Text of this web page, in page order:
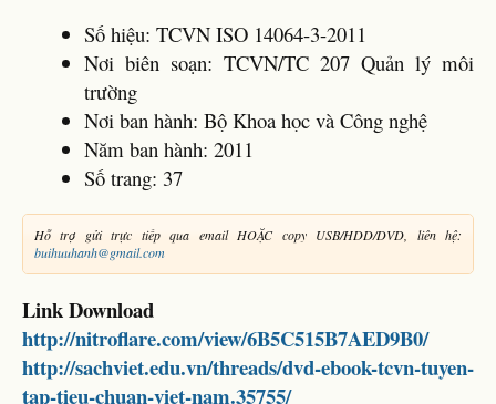
Số hiệu: TCVN ISO 14064-3-2011
Nơi biên soạn: TCVN/TC 207 Quản lý môi
trường
Nơi ban hành: Bộ Khoa học và Công nghệ
Năm ban hành: 2011
Số trang: 37
Hỗ trợ gửi trực tiếp qua email HOẶC copy USB/HDD/DVD, liên hệ:
buihuuhanh@gmail.com
Link Download
http://nitroflare.com/view/6B5C515B7AED9B0/
http://sachviet.edu.vn/threads/dvd-ebook-tcvn-tuyen-
tap-tieu-chuan-viet-nam.35755/